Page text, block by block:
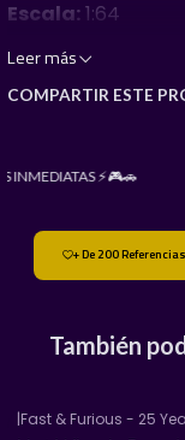
Escala:1:64
Escala:
​¿Cansado de lo
Hot Wheels
​No son juguetes,
ese peso real y
Cuerpo y base
Leer más
COMPARTIR ESTE
INMEDIATAS ⚡🎮🚗
+ De 200
También
|Fast & Furious - 25